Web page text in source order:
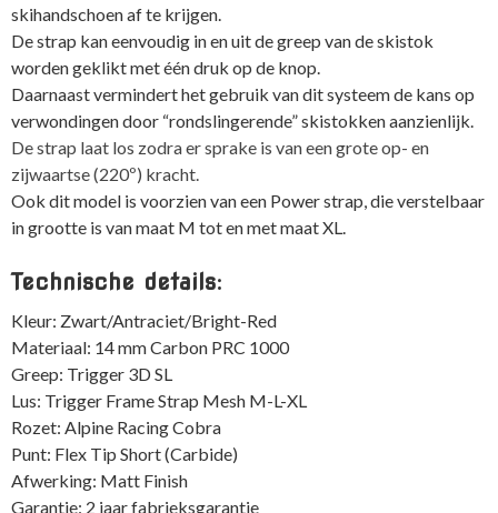
skihandschoen af te krijgen.
De strap kan eenvoudig in en uit de greep van de skistok
worden geklikt met één druk op de knop.
Daarnaast vermindert het gebruik van dit systeem de kans op
verwondingen door “rondslingerende” skistokken aanzienlijk.
De strap laat los zodra er sprake is van een grote op- en
zijwaartse (220º) kracht.
Ook dit model is voorzien van een Power strap, die verstelbaar
in grootte is van maat M tot en met maat XL.
Technische details:
Kleur: Zwart/Antraciet/Bright-Red
Materiaal: 14 mm Carbon PRC 1000
Greep: Trigger 3D SL
Lus: Trigger Frame Strap Mesh M-L-XL
Rozet: Alpine Racing Cobra
Punt: Flex Tip Short (Carbide)
Afwerking: Matt Finish
Garantie: 2 jaar fabrieksgarantie